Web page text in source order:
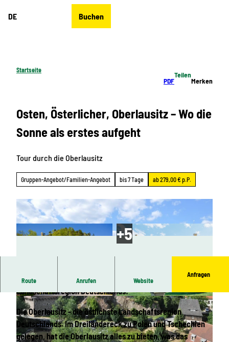
DE Buchen
Startseite
PDF
Teilen
Merken
Osten, Österlicher, Oberlausitz – Wo die
Sonne als erstes aufgeht
Tour durch die Oberlausitz
Gruppen-Angebot/Familien-Angebot bis 7 Tage ab 279,00 € p.P.
© TMGS/Dittrich , Sylvio Dittrich | KI-optimiert
© Manfred Lohse | KI-optimiert |
CC-BY-NC-ND
Route Anrufen Website
Anfragen
Geht 5 Tage lang auf Entdeckungstour durch die östlichste
Landschaftsregion Deutschlands!
Die Oberlausitz - die östlichste Landschaftsregion
Deutschlands. Im Dreiländereck zu Polen und Tschechien
gelegen, hat die Oberlausitz alles zu bieten, was das